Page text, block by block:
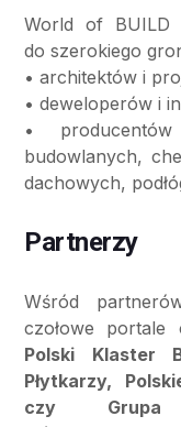
World of BUILD
do szerokiego
• architektów i
• deweloperów i
•
budowlanych,
dachowych,
Partnerzy
Wśród
czołowe portale
Polski Klaster
Płytkarzy,
czy Grupa